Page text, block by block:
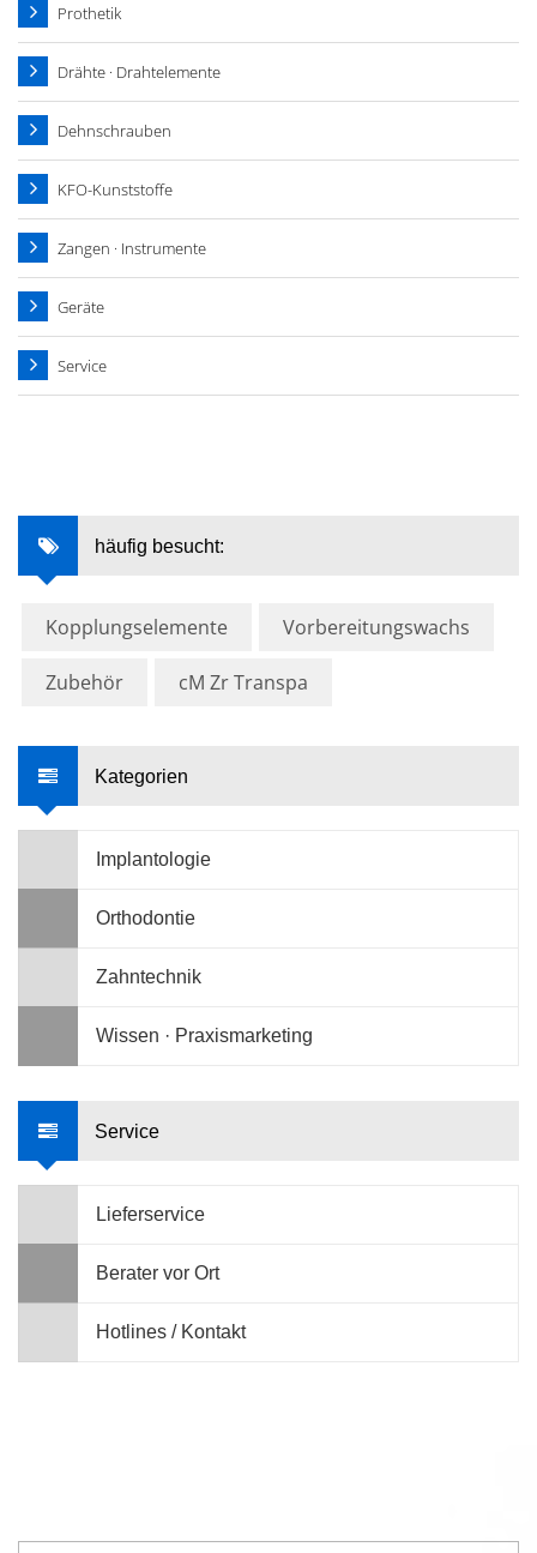
Prothetik
Drähte · Drahtelemente
Dehnschrauben
KFO-Kunststoffe
Zangen · Instrumente
Geräte
Service
häufig besucht:
Kopplungselemente Vorbereitungswachs
Zubehör cM Zr Transpa
Kategorien
Implantologie
Orthodontie
Zahntechnik
Wissen · Praxismarketing
Service
Lieferservice
Berater vor Ort
Hotlines / Kontakt